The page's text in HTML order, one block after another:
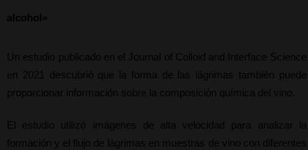
alcohol»
Un estudio publicado en el Journal of Colloid and Interface Science
en 2021 descubrió que la forma de las lágrimas también puede
proporcionar información sobre la composición química del vino.
El estudio utilizó imágenes de alta velocidad para analizar la
formación y el flujo de lágrimas en muestras de vino con diferentes